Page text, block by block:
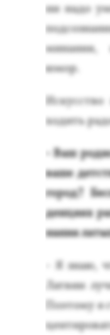
ни на­до
мина­ния,
юмор.
ходить
- Ваш
ва­ше
го­род?
денци­ях
на­ния
- Я знаю,
Лат­вии
По­это­му я